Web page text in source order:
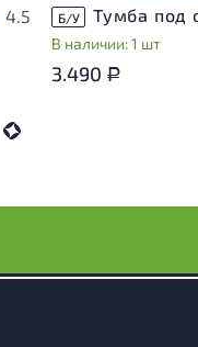
4.5 Б/У
В наличии: 1 шт
3.490 Р